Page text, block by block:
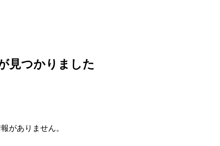
見つかりました
がありません。